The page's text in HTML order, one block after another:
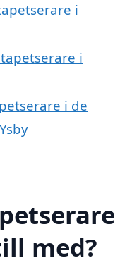
i
i
i de
med?